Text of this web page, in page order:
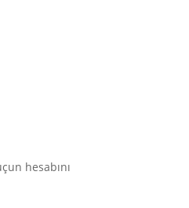
hesabını